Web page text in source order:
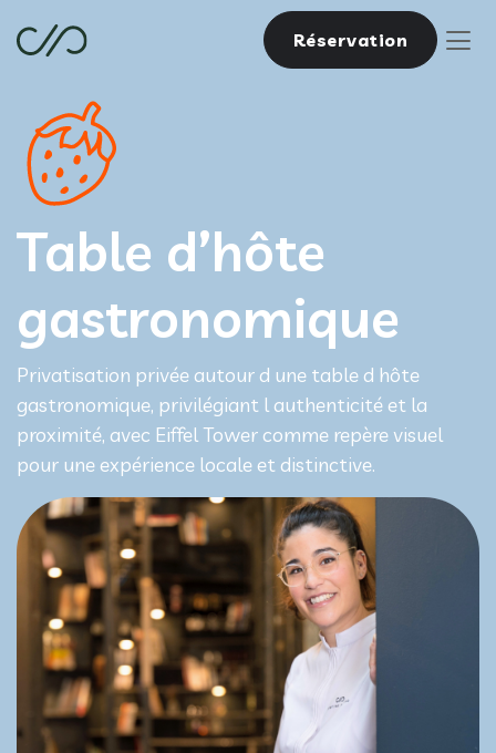
Réservation
Table d’hôte
gastronomique
Privatisation privée autour d une table d hôte
gastronomique, privilégiant l authenticité et la
proximité, avec Eiffel Tower comme repère visuel
pour une expérience locale et distinctive.